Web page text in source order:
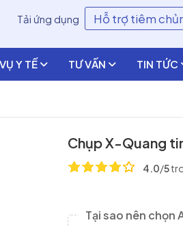
Tải ứng dụng Hỗ trợ tiêm
Y TẾ TƯ VẤN TIN TỨC
Chụp X-Quang
4.0/5
Tại sao nên chọn